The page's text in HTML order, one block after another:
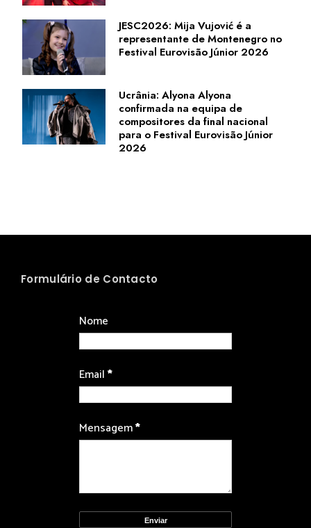
JESC2026: Mija Vujović é a
representante de Montenegro no
Festival Eurovisão Júnior 2026
Ucrânia: Alyona Alyona
confirmada na equipa de
compositores da final nacional
para o Festival Eurovisão Júnior
2026
Formulário de Contacto
Nome
Email*
Mensagem*